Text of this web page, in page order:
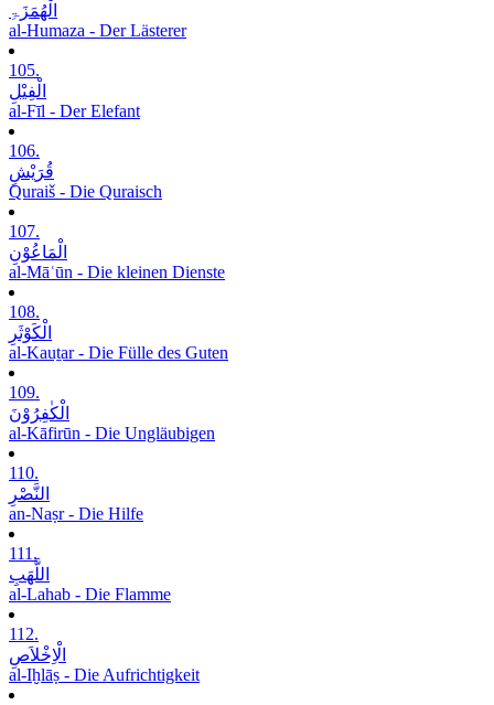
الْھُمَزَۃِ
al-Humaza - Der Lästerer
105.
الْفِیْلِ
al-Fīl - Der Elefant
106.
قُرَیْشٍ
Quraiš - Die Quraisch
107.
الْمَاعُوْنِ
al-Māʿūn - Die kleinen Dienste
108.
الْکَوْثَرِ
al-Kauṯar - Die Fülle des Guten
109.
الْکٰفِرُوْنَ
al-Kāfirūn - Die Ungläubigen
110.
النَّصْرِ
an-Naṣr - Die Hilfe
111.
اللَّھَبِ
al-Lahab - Die Flamme
112.
الْاِخْلاَصِ
al-Iḫlāṣ - Die Aufrichtigkeit